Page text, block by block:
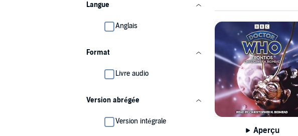
Langue
Anglais
Format
Livre audio
Version abrégée
Version intégrale
Aperçu